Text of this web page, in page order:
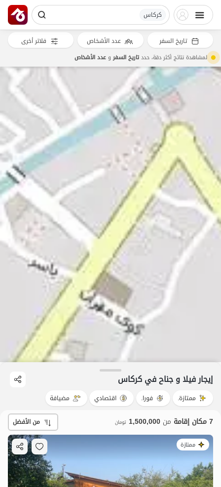
کرکاس
إيجار فيلا و جناح في کرکاس
ممتازة. فورا. اقتصادي مضيافة
7 مكان إقامة من 1,500,000 تومان من الأفضل
ممتازة
تاريخ السفر عدد الأشخاص فلاتر أخرى
لمشاهدة نتائج أكثر دقة، حددتاريخ السفروعدد الأشخاص